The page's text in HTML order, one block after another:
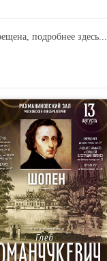
подробнее здесь...